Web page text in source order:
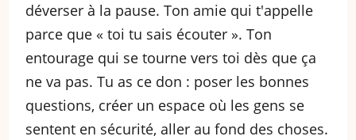
déverser à la pause. Ton amie qui t'appelle
parce que « toi tu sais écouter ». Ton
entourage qui se tourne vers toi dès que ça
ne va pas. Tu as ce don : poser les bonnes
questions, créer un espace où les gens se
sentent en sécurité, aller au fond des choses.